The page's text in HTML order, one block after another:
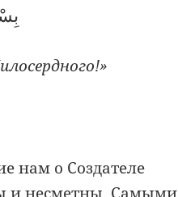
нам о Создателе